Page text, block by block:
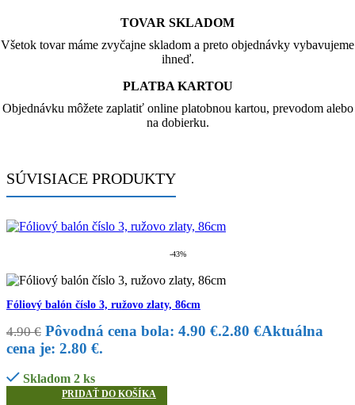
TOVAR SKLADOM
Všetok tovar máme zvyčajne skladom a preto objednávky vybavujeme
ihneď.
PLATBA KARTOU
Objednávku môžete zaplatiť online platobnou kartou, prevodom alebo
na dobierku.
SÚVISIACE PRODUKTY
-43%
Fóliový balón číslo 3, ružovo zlaty, 86cm
4.90€ Pôvodná cena bola: 4.90 €.2.80 €Aktuálna
cena je: 2.80 €.
Skladom 2 ks
PRIDAŤ DO KOŠÍKA